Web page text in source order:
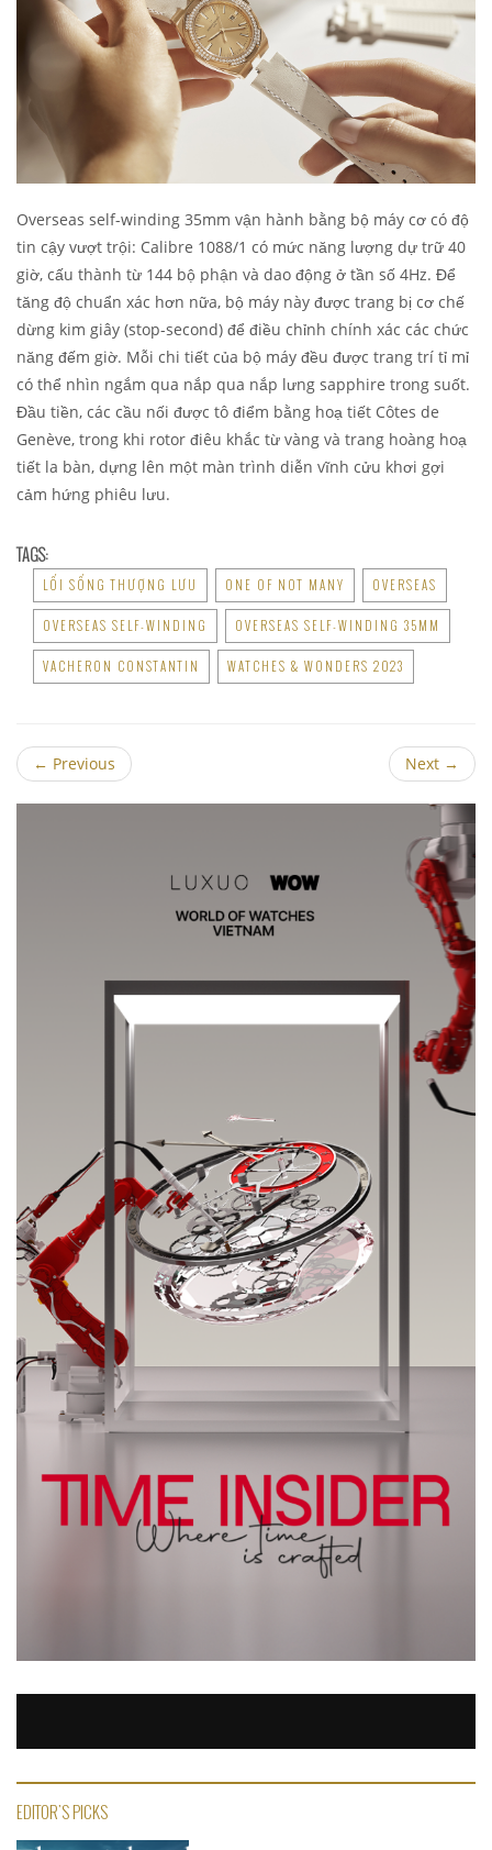
Overseas self-winding 35mm vận hành bằng bộ máy cơ có độ
tin cậy vượt trội: Calibre 1088/1 có mức năng lượng dự trữ 40
giờ, cấu thành từ 144 bộ phận và dao động ở tần số 4Hz. Để
tăng độ chuẩn xác hơn nữa, bộ máy này được trang bị cơ chế
dừng kim giây (stop-second) để điều chỉnh chính xác các chức
năng đếm giờ. Mỗi chi tiết của bộ máy đều được trang trí tỉ mỉ
có thể nhìn ngắm qua nắp qua nắp lưng sapphire trong suốt.
Đầu tiền, các cầu nối được tô điểm bằng hoạ tiết Côtes de
Genève, trong khi rotor điêu khắc từ vàng và trang hoàng hoạ
tiết la bàn, dựng lên một màn trình diễn vĩnh cửu khơi gợi
cảm hứng phiêu lưu.
TAGS:
LỐI SỐNG THƯỢNG LƯU ONE OF NOT MANY OVERSEAS
OVERSEAS SELF-WINDING OVERSEAS SELF-WINDING 35MM
VACHERON CONSTANTIN WATCHES & WONDERS 2023
← Previous Next →
EDITOR'S PICKS